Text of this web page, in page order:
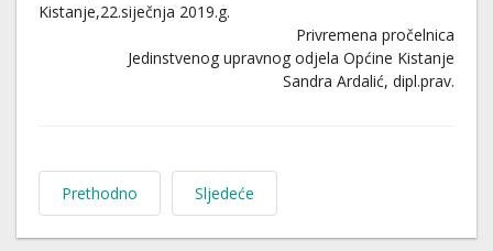
Kistanje,22.siječnja 2019.g.
Privremena pročelnica
Jedinstvenog upravnog odjela Općine Kistanje
Sandra Ardalić, dipl.prav.
Prethodno Sljedeće